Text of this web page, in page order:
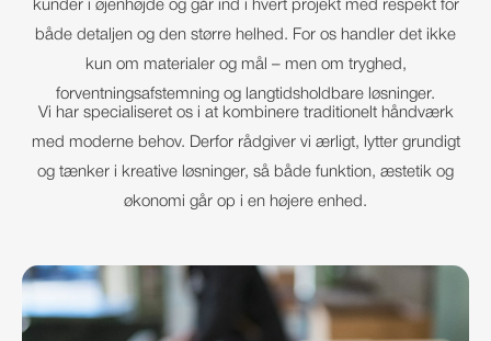
kunder i øjenhøjde og går ind i hvert projekt med respekt for
både detaljen og den større helhed. For os handler det ikke
kun om materialer og mål – men om tryghed,
forventningsafstemning og langtidsholdbare løsninger.
Vi har specialiseret os i at kombinere traditionelt håndværk
med moderne behov. Derfor rådgiver vi ærligt, lytter grundigt
og tænker i kreative løsninger, så både funktion, æstetik og
økonomi går op i en højere enhed.